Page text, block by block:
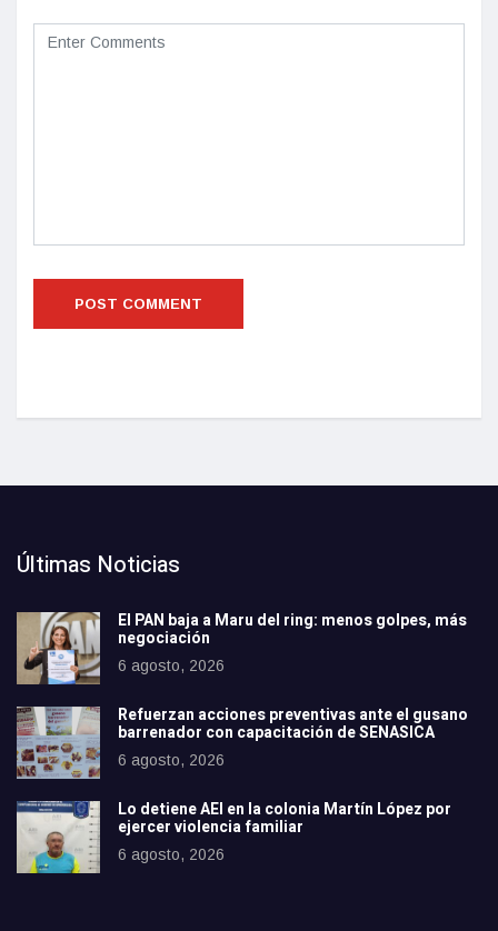
Últimas Noticias
El PAN baja a Maru del ring: menos golpes, más
negociación
6 agosto, 2026
Refuerzan acciones preventivas ante el gusano
barrenador con capacitación de SENASICA
6 agosto, 2026
Lo detiene AEI en la colonia Martín López por
ejercer violencia familiar
6 agosto, 2026